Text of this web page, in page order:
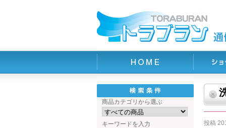
商品カテゴリから選ぶ
キーワードを入力 投稿